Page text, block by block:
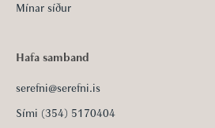
Mínar síður
Hafa samband
serefni@serefni.is
Sími (354) 5170404